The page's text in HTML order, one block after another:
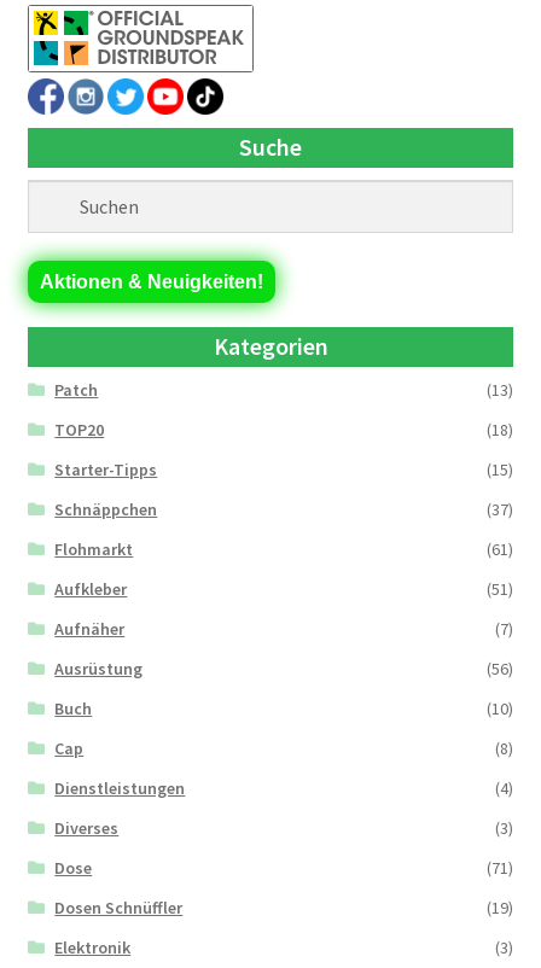
Suche
Aktionen & Neuigkeiten!
Kategorien
Patch
(13)
TOP20
(18)
Starter-Tipps
(15)
Schnäppchen
(37)
Flohmarkt
(61)
Aufkleber
(51)
Aufnäher
(7)
Ausrüstung
(56)
Buch
(10)
Cap
(8)
Dienstleistungen
(4)
Diverses
(3)
Dose
(71)
Dosen Schnüffler
(19)
Elektronik
(3)